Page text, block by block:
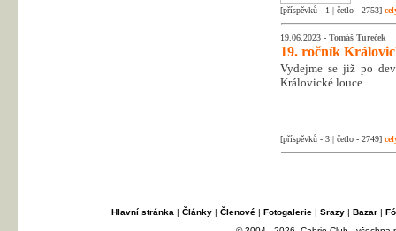
[příspěvků - 1 | četlo - 2753]
19.06.2023 - Tomáš Tureček
19. ročník
Vydejme se již po
Královické louce.
[příspěvků - 3 | četlo - 2749]
Hlavní stránka | Články| Členové| Fotogalerie| Srazy| Bazar|